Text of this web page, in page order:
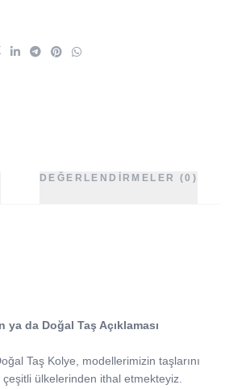
DEĞERLENDIRMELER (0)
ya da Doğal Taş Açıklaması
Taş Kolye, modellerimizin taşlarını
çeşitli ülkelerinden ithal etmekteyiz.